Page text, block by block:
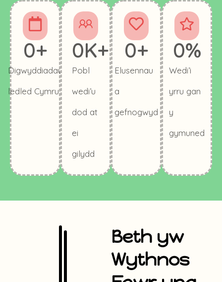
Digwyddiadau
ledled Cymru
0+
Pobl
wedi’u
dod at
ei
gilydd
0K+
Elusennau
a
gefnogwyd
0+
Wedi’i
yrru gan
y
gymuned
0%
Beth yw
Wythnos